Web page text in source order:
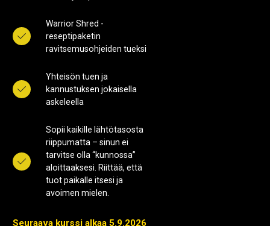
Warrior Shred -
reseptipaketin
ravitsemusohjeiden tueksi
Yhteisön tuen ja
kannustuksen jokaisella
askeleella
Sopii kaikille lähtötasosta
riippumatta – sinun ei
tarvitse olla “kunnossa”
aloittaaksesi. Riittää, että
tuot paikalle itsesi ja
avoimen mielen.
Seuraava kurssi alkaa 5.9.2026